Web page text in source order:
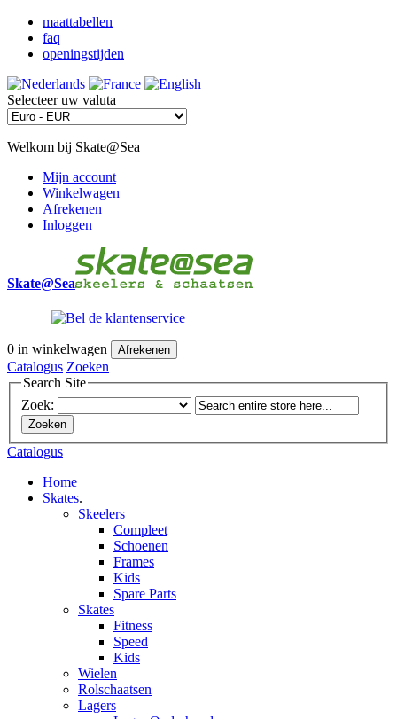
maattabellen
faq
openingstijden
Selecteer uw valuta
Welkom bij Skate@Sea
Mijn account
Winkelwagen
Afrekenen
Inloggen
Skate@Sea
0 in winkelwagen Afrekenen
Catalogus Zoeken
Search Site
Zoek:
Zoeken
Catalogus
Home
Skates.
Skeelers
Compleet
Schoenen
Frames
Kids
Spare Parts
Skates
Fitness
Speed
Kids
Wielen
Rolschaatsen
Lagers